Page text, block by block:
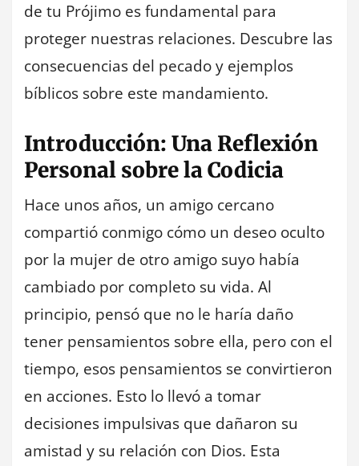
de tu Prójimo es fundamental para
proteger nuestras relaciones. Descubre las
consecuencias del pecado y ejemplos
bíblicos sobre este mandamiento.
Introducción: Una Reflexión
Personal sobre la Codicia
Hace unos años, un amigo cercano
compartió conmigo cómo un deseo oculto
por la mujer de otro amigo suyo había
cambiado por completo su vida. Al
principio, pensó que no le haría daño
tener pensamientos sobre ella, pero con el
tiempo, esos pensamientos se convirtieron
en acciones. Esto lo llevó a tomar
decisiones impulsivas que dañaron su
amistad y su relación con Dios. Esta